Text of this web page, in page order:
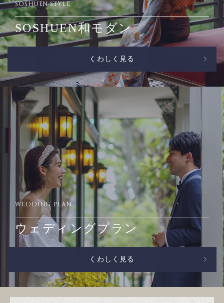
SOSHUEN STYLE
SOSHUEN和モダン
くわしく見る
WEDDING PLAN
ウェディングプラン
くわしく見る